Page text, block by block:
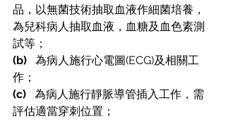
品，以無菌技術抽取血液作細菌培養，
為兒科病人抽取血液，血糖及血色素測
試等；
(b) 為病人施行心電圖(ECG)及相關工
作；
(c) 為病人施行靜脈導管插入工作，需
評估適當穿刺位置；